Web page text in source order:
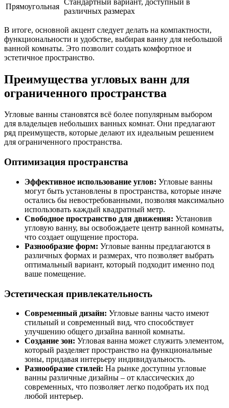
Прямоугольная
различных размерах
В итоге, основной акцент следует делать на компактности,
функциональности и удобстве, выбирая ванну для небольшой
ванной комнаты. Это позволит создать комфортное и
эстетичное пространство.
Преимущества угловых ванн для
ограниченного пространства
Угловые ванны становятся всё более популярным выбором
для владельцев небольших ванных комнат. Они предлагают
ряд преимуществ, которые делают их идеальным решением
для ограниченного пространства.
Оптимизация пространства
Эффективное использование углов: Угловые ванны
могут быть установлены в пространства, которые иначе
остались бы невостребованными, позволяя максимально
использовать каждый квадратный метр.
Свободное пространство для движения: Установив
угловую ванну, вы освобождаете центр ванной комнаты,
что создает ощущение простора.
Разнообразие форм: Угловые ванны предлагаются в
различных формах и размерах, что позволяет выбрать
оптимальный вариант, который подходит именно под
ваше помещение.
Эстетическая привлекательность
Современный дизайн: Угловые ванны часто имеют
стильный и современный вид, что способствует
улучшению общего дизайна ванной комнаты.
Создание зон: Угловая ванна может служить элементом,
который разделяет пространство на функциональные
зоны, придавая интерьеру индивидуальность.
Разнообразие стилей: На рынке доступны угловые
ванны различные дизайны – от классических до
современных, что позволяет легко подобрать их под
любой интерьер.